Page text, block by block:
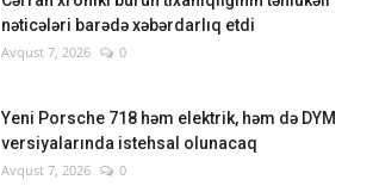
nəticələri barədə xəbərdarlıq etdi
Avqust 7, 2026 0
Yeni Porsche 718 həm elektrik, həm də DYM
versiyalarında istehsal olunacaq
Avqust 7, 2026 0